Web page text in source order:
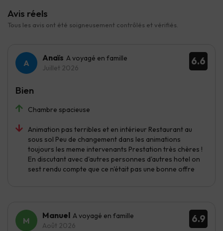
Avis réels
Tous les avis ont été soigneusement contrôlés et vérifiés.
6.6
Anaïs A voyagé en famille
Juillet 2026
Chambre spacieuse
Animation pas terribles et en intérieur Restaurant au
sous sol Peu de changement dans les animations
toujours les meme intervenants Prestation très chères !
En discutant avec d'autres personnes d'autres hotel on
sest rendu compte que ce n'était pas une bonne offre
Bien
6.9
Manuel A voyagé en famille
Août 2026